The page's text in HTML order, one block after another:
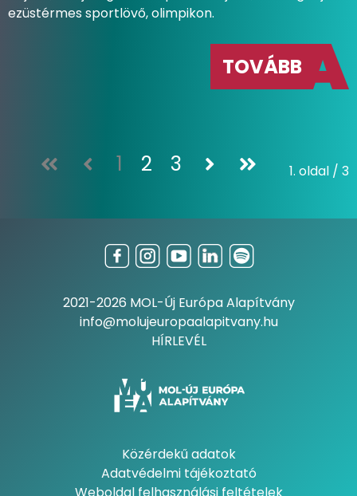
ezüstérmes sportlövő, olimpikon.
TOVÁBB
1. oldal / 3
1 2 3
2021-2026 MOL-Új Európa Alapítvány
info@molujeuropaalapitvany.hu
HÍRLEVÉL
Közérdekű adatok
Adatvédelmi tájékoztató
Weboldal felhasználási feltételek